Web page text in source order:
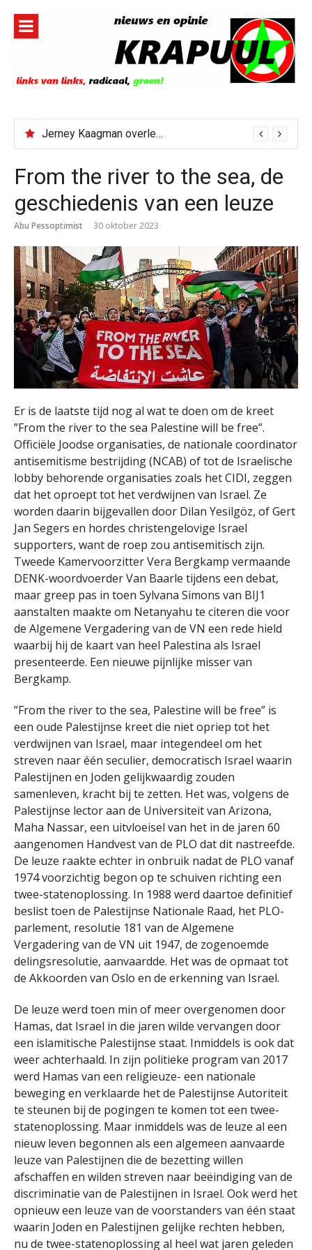
inhoud
Jerney Kaagman overleden
From the river to the sea, de
geschiedenis van een leuze
Abu Pessoptimist 30 oktober 2023
Er is de laatste tijd nog al wat te doen om de kreet
”From the river to the sea Palestine will be free”.
Officiële Joodse organisaties, de nationale coordinator
antisemitisme bestrijding (NCAB) of tot de Israelische
lobby behorende organisaties zoals het CIDI, zeggen
dat het oproept tot het verdwijnen van Israel. Ze
worden daarin bijgevallen door Dilan Yesilgöz, of Gert
Jan Segers en hordes christengelovige Israel
supporters, want de roep zou antisemitisch zijn.
Tweede Kamervoorzitter Vera Bergkamp vermaande
DENK-woordvoerder Van Baarle tijdens een debat,
maar greep pas in toen Sylvana Simons van BIJ1
aanstalten maakte om Netanyahu te citeren die voor
de Algemene Vergadering van de VN een rede hield
waarbij hij de kaart van heel Palestina als Israel
presenteerde. Een nieuwe pijnlijke misser van
Bergkamp.
”From the river to the sea, Palestine will be free” is
een oude Palestijnse kreet die niet opriep tot het
verdwijnen van Israel, maar integendeel om het
streven naar één seculier, democratisch Israel waarin
Palestijnen en Joden gelijkwaardig zouden
samenleven, kracht bij te zetten. Het was, volgens de
Palestijnse lector aan de Universiteit van Arizona,
Maha Nassar, een uitvloeisel van het in de jaren 60
aangenomen Handvest van de PLO dat dit nastreefde.
De leuze raakte echter in onbruik nadat de PLO vanaf
1974 voorzichtig begon op te schuiven richting een
twee-statenoplossing. In 1988 werd daartoe definitief
beslist toen de Palestijnse Nationale Raad, het PLO-
parlement, resolutie 181 van de Algemene
Vergadering van de VN uit 1947, de zogenoemde
delingsresolutie, aanvaardde. Het was de opmaat tot
de Akkoorden van Oslo en de erkenning van Israel.
De leuze werd toen min of meer overgenomen door
Hamas, dat Israel in die jaren wilde vervangen door
een islamitische Palestijnse staat. Inmiddels is ook dat
weer achterhaald. In zijn politieke program van 2017
werd Hamas van een religieuze- een nationale
beweging en verklaarde het de Palestijnse Autoriteit
te steunen bij de pogingen te komen tot een twee-
statenoplossing. Maar inmiddels was de leuze al een
nieuw leven begonnen als een algemeen aanvaarde
leuze van Palestijnen die de bezetting willen
afschaffen en wilden streven naar beëindiging van de
discriminatie van de Palestijnen in Israel. Ook werd het
opnieuw een leuze van de voorstanders van één staat
waarin Joden en Palestijnen gelijke rechten hebben,
nu de twee-statenoplossing al heel wat jaren geleden